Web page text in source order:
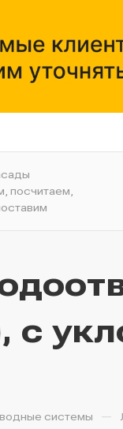
посчитаем,
системы —